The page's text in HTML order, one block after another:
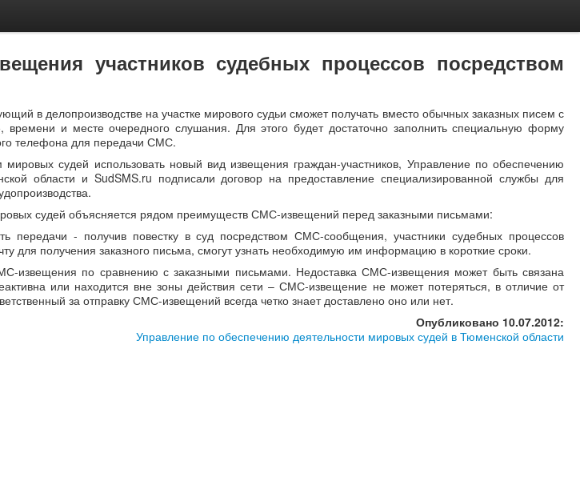
участников судебных процессов посредством
в делопроизводстве на участке мирового судьи сможет получать вместо обычных заказных писем с
и месте очередного слушания. Для этого будет достаточно заполнить специальную форму
телефона для передачи СМС.
мировых судей использовать новый вид извещения граждан-участников, Управление по обеспечению
области и SudSMS.ru подписали договор на предоставление специализированной службы для
судей объясняется рядом преимуществ СМС-извещений перед заказными письмами:
передачи - получив повестку в суд посредством СМС-сообщения, участники судебных процессов
для получения заказного письма, смогут узнать необходимую им информацию в короткие сроки.
извещения по сравнению с заказными письмами. Недоставка СМС-извещения может быть связана
или находится вне зоны действия сети – СМС-извещение не может потеряться, в отличие от
за отправку СМС-извещений всегда четко знает доставлено оно или нет.
Опубликовано 10.07.2012:
Управление по обеспечению деятельности мировых судей в Тюменской области